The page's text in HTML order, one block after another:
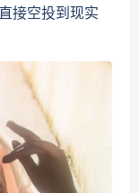
接空投到现实